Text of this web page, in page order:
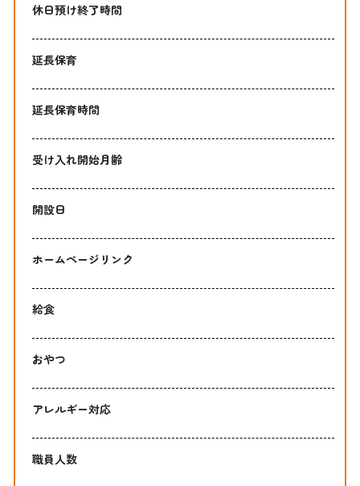
休日預け終了時間
延長保育
延長保育時間
受け入れ開始月齢
開設日
ホームページリンク
給食
おやつ
アレルギー対応
職員人数